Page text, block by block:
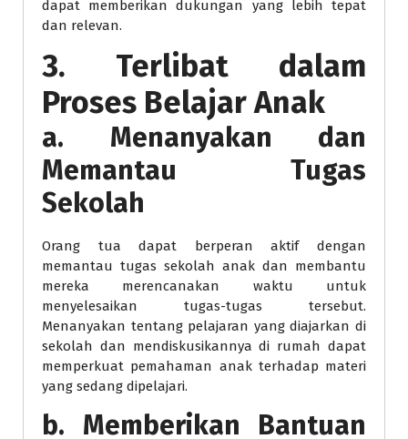
dapat memberikan dukungan yang lebih tepat
dan relevan.
3. Terlibat dalam
Proses Belajar Anak
a. Menanyakan dan
Memantau Tugas
Sekolah
Orang tua dapat berperan aktif dengan
memantau tugas sekolah anak dan membantu
mereka merencanakan waktu untuk
menyelesaikan tugas-tugas tersebut.
Menanyakan tentang pelajaran yang diajarkan di
sekolah dan mendiskusikannya di rumah dapat
memperkuat pemahaman anak terhadap materi
yang sedang dipelajari.
b. Memberikan Bantuan